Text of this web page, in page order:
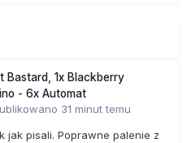
Bastard, 1x Blackberry
- 6x Automat
31 minut temu
jak pisali. Poprawne palenie z